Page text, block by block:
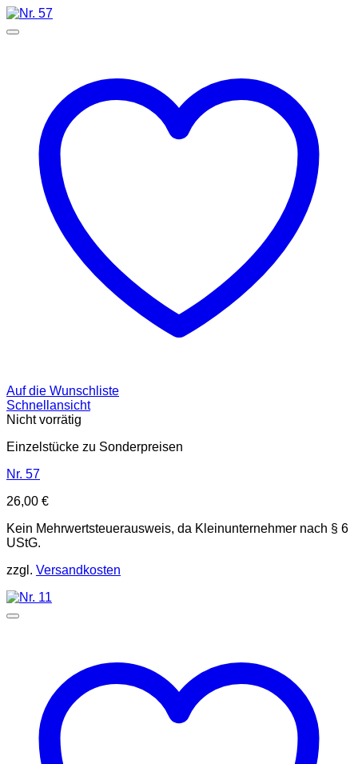
Auf die Wunschliste
Schnellansicht
Nicht vorrätig
Einzelstücke zu Sonderpreisen
Nr. 57
26,00 €
Kein Mehrwertsteuerausweis, da Kleinunternehmer nach § 6
UStG.
zzgl. Versandkosten